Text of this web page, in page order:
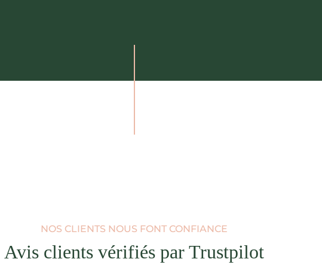
NOS CLIENTS NOUS FONT CONFIANCE
Avis clients vérifiés par Trustpilot